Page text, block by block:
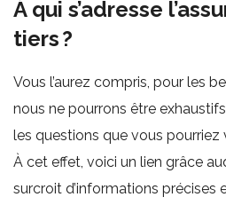
À qui s’adresse
tiers ?
Vous l’aurez compris, pour les
nous ne pourrons être
les questions que vous pourriez
À cet effet, voici un lien grâce
surcroit d’informations précises